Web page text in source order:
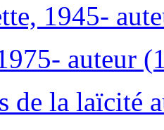
1945-
auteur
de la laïcité